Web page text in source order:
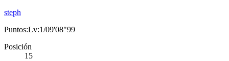
steph
Puntos:Lv:1/09'08"99
Posición
15